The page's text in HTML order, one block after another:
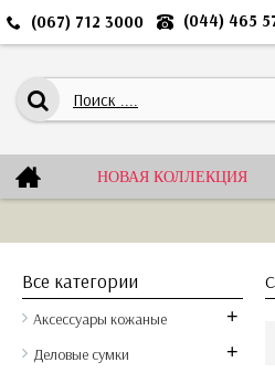
(067) 712 3000 (044) 465
НОВАЯ КОЛЛЕКЦИЯ
Все категории
Аксессуары кожаные +
Деловые сумки +